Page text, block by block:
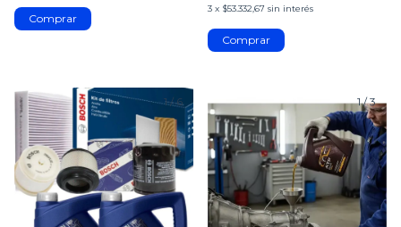
3 x $53.332,67 sin interés
1/6 1/3